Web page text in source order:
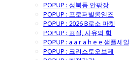
POPUP : 성북동 안팎장
POPUP : 프로퍼빌롱잉즈
POPUP : 2026 B로소 마켓
POPUP : 표절, 사유의 힘
POPUP : a a r a h e e 샘플세일
POPUP : 크리스토오브제